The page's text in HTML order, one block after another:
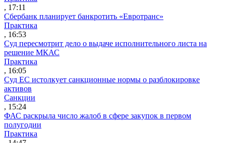
, 17:11
Сбербанк планирует банкротить «Евротранс»
Практика
, 16:53
Суд пересмотрит дело о выдаче исполнительного листа на
решение МКАС
Практика
, 16:05
Суд ЕС истолкует санкционные нормы о разблокировке
активов
Санкции
, 15:24
ФАС раскрыла число жалоб в сфере закупок в первом
полугодии
Практика